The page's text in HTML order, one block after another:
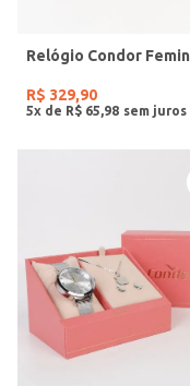
R$ 329,90
5x de R$ 65 98